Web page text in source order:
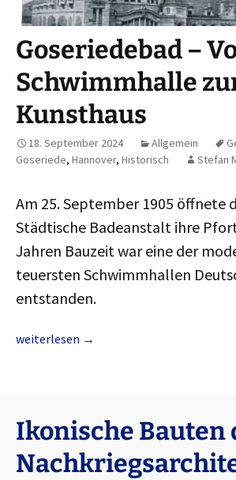
Goseriedebad –
Schwimmhalle
Kunsthaus
18. September 2024 Allgemein
Goseriede, Hannover, Historisch Stefan
Am 25. September 1905 öffnete
Städtische Badeanstalt ihre
Jahren Bauzeit war eine der
teuersten Schwimmhallen
entstanden.
Goseriedebad – Von der Schwimmhalle
weiterlesen →
Ikonische Bauten